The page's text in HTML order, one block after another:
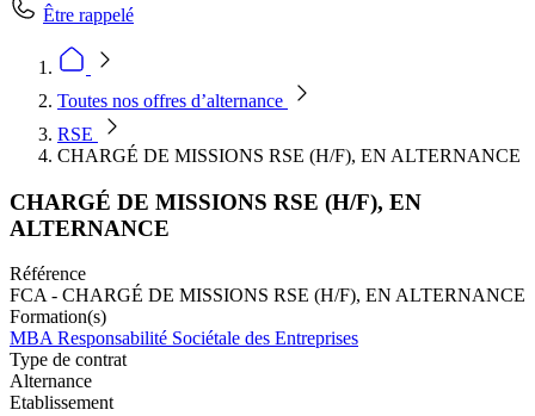
Être rappelé
Toutes nos offres d’alternance
RSE
CHARGÉ DE MISSIONS RSE (H/F), EN ALTERNANCE
CHARGÉ DE MISSIONS RSE (H/F), EN
ALTERNANCE
Référence
FCA - CHARGÉ DE MISSIONS RSE (H/F), EN ALTERNANCE
Formation(s)
MBA Responsabilité Sociétale des Entreprises
Type de contrat
Alternance
Etablissement